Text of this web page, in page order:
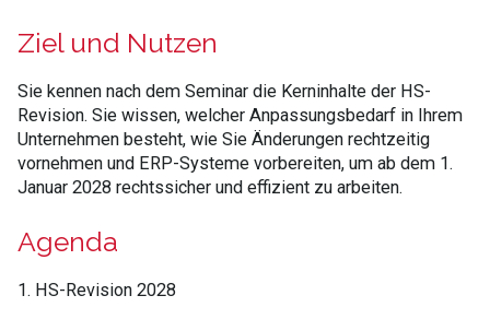
Ziel und Nutzen
Sie kennen nach dem Seminar die Kerninhalte der HS-
Revision. Sie wissen, welcher Anpassungsbedarf in Ihrem
Unternehmen besteht, wie Sie Änderungen rechtzeitig
vornehmen und ERP-Systeme vorbereiten, um ab dem 1.
Januar 2028 rechtssicher und effizient zu arbeiten.
Agenda
1. HS-Revision 2028